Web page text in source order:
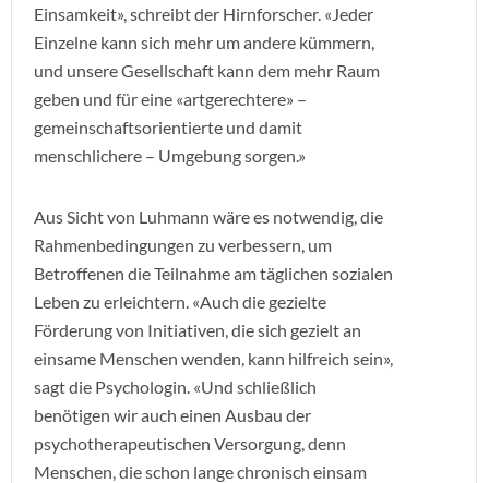
Einsamkeit», schreibt der Hirnforscher. «Jeder
Einzelne kann sich mehr um andere kümmern,
und unsere Gesellschaft kann dem mehr Raum
geben und für eine «artgerechtere» –
gemeinschaftsorientierte und damit
menschlichere – Umgebung sorgen.»
Aus Sicht von Luhmann wäre es notwendig, die
Rahmenbedingungen zu verbessern, um
Betroffenen die Teilnahme am täglichen sozialen
Leben zu erleichtern. «Auch die gezielte
Förderung von Initiativen, die sich gezielt an
einsame Menschen wenden, kann hilfreich sein»,
sagt die Psychologin. «Und schließlich
benötigen wir auch einen Ausbau der
psychotherapeutischen Versorgung, denn
Menschen, die schon lange chronisch einsam